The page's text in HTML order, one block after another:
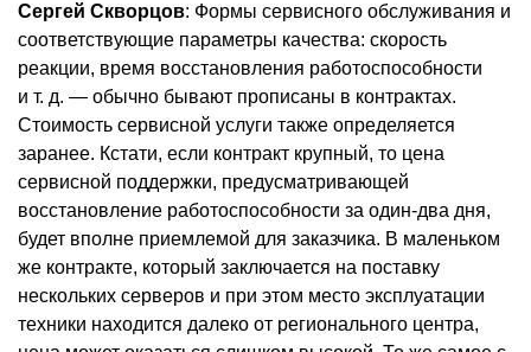
Сергей Скворцов: Формы сервисного обслуживания и
соответствующие параметры качества: скорость
реакции, время восстановления работоспособности
и т. д. — обычно бывают прописаны в контрактах.
Стоимость сервисной услуги также определяется
заранее. Кстати, если контракт крупный, то цена
сервисной поддержки, предусматривающей
восстановление работоспособности за один-два дня,
будет вполне приемлемой для заказчика. В маленьком
же контракте, который заключается на поставку
нескольких серверов и при этом место эксплуатации
техники находится далеко от регионального центра,